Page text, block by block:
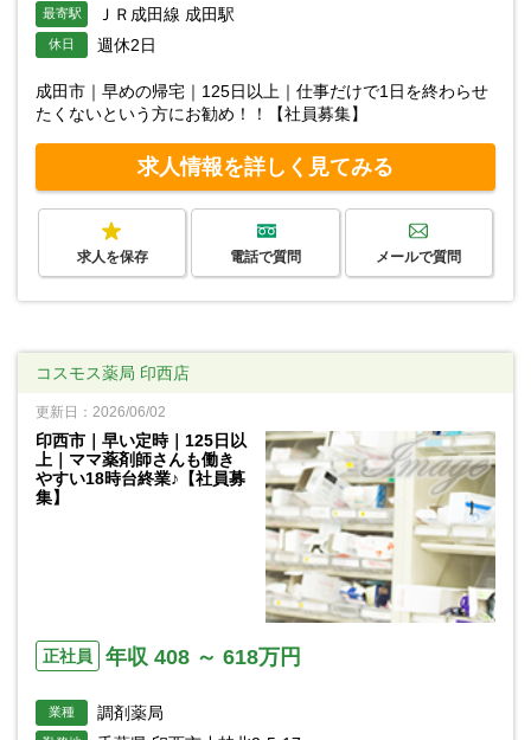
最寄駅 ＪＲ成田線 成田駅
休日 週休2日
成田市｜早めの帰宅｜125日以上｜仕事だけで1日を終わらせ
たくないという方にお勧め！！【社員募集】
求人情報を詳しく見てみる
求人を保存 電話で質問 メールで質問
コスモス薬局 印西店
更新日：2026/06/02
印西市｜早い定時｜125日以
上｜ママ薬剤師さんも働き
やすい18時台終業♪【社員募
集】
正社員 年収 408 ～ 618万円
業種 調剤薬局